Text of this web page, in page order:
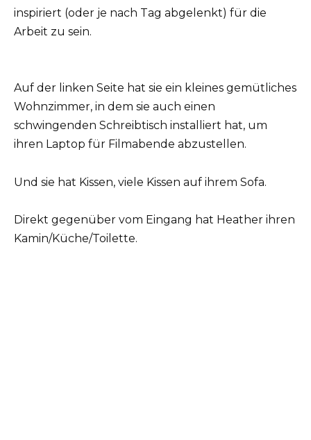
inspiriert (oder je nach Tag abgelenkt) für die
Arbeit zu sein.
Auf der linken Seite hat sie ein kleines gemütliches
Wohnzimmer, in dem sie auch einen
schwingenden Schreibtisch installiert hat, um
ihren Laptop für Filmabende abzustellen.
Und sie hat Kissen, viele Kissen auf ihrem Sofa.
Direkt gegenüber vom Eingang hat Heather ihren
Kamin/Küche/Toilette.